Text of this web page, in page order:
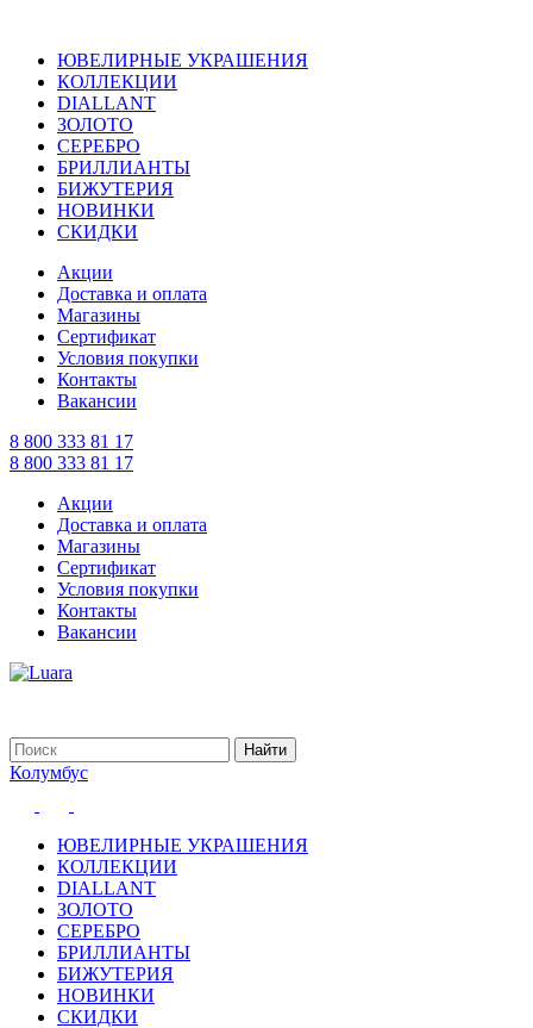
ЮВЕЛИРНЫЕ УКРАШЕНИЯ
КОЛЛЕКЦИИ
DIALLANT
ЗОЛОТО
СЕРЕБРО
БРИЛЛИАНТЫ
БИЖУТЕРИЯ
НОВИНКИ
СКИДКИ
Акции
Доставка и оплата
Магазины
Сертификат
Условия покупки
Контакты
Вакансии
8 800 333 81 17
8 800 333 81 17
Акции
Доставка и оплата
Магазины
Сертификат
Условия покупки
Контакты
Вакансии
Колумбус
ЮВЕЛИРНЫЕ УКРАШЕНИЯ
КОЛЛЕКЦИИ
DIALLANT
ЗОЛОТО
СЕРЕБРО
БРИЛЛИАНТЫ
БИЖУТЕРИЯ
НОВИНКИ
СКИДКИ